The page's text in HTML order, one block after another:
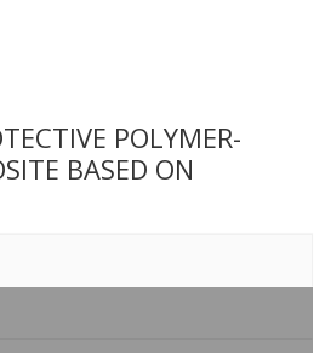
POLYMER-
BASED ON